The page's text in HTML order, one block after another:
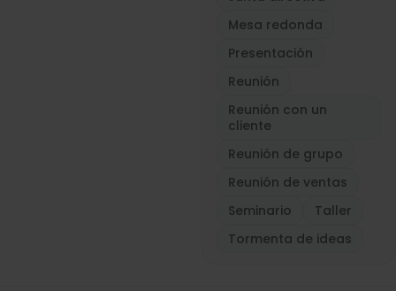
Mesa redonda
Presentación
Reunión
Reunión con un
cliente
Reunión de grupo
Reunión de ventas
Seminario
Taller
Tormenta de ideas